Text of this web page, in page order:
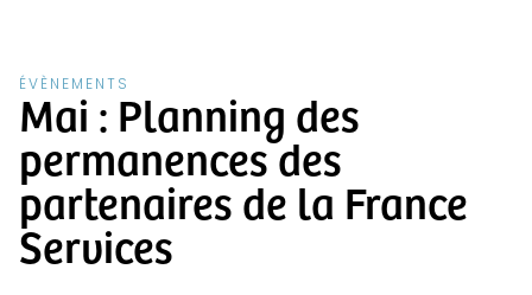
ÉVÈNEMENTS
Mai : Planning des
permanences des
partenaires de la France
Services